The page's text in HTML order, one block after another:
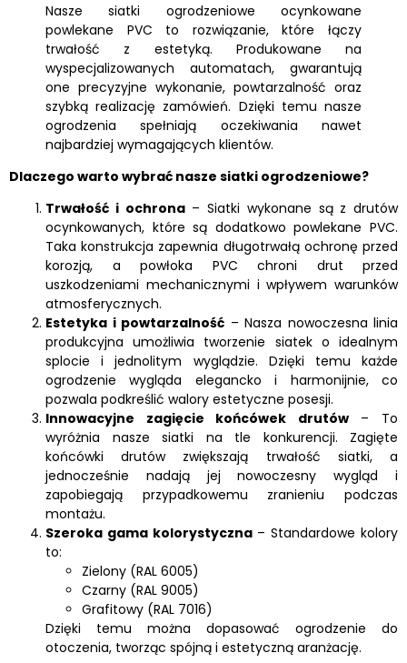
Nasze siatki ogrodzeniowe ocynkowane
powlekane PVC to rozwiązanie, które łączy
trwałość z estetyką. Produkowane na
wyspecjalizowanych automatach, gwarantują
one precyzyjne wykonanie, powtarzalność oraz
szybką realizację zamówień. Dzięki temu nasze
ogrodzenia spełniają oczekiwania nawet
najbardziej wymagających klientów.
Dlaczego warto wybrać nasze siatki ogrodzeniowe?
Trwałość i ochrona– Siatki wykonane są z drutów
ocynkowanych, które są dodatkowo powlekane PVC.
Taka konstrukcja zapewnia długotrwałą ochronę przed
korozją, a powłoka PVC chroni drut przed
uszkodzeniami mechanicznymi i wpływem warunków
atmosferycznych.
Estetyka i powtarzalność – Nasza nowoczesna linia
produkcyjna umożliwia tworzenie siatek o idealnym
splocie i jednolitym wyglądzie. Dzięki temu każde
ogrodzenie wygląda elegancko i harmonijnie, co
pozwala podkreślić walory estetyczne posesji.
Innowacyjne zagięcie końcówek drutów– To
wyróżnia nasze siatki na tle konkurencji. Zagięte
końcówki drutów zwiększają trwałość siatki, a
jednocześnie nadają jej nowoczesny wygląd i
zapobiegają przypadkowemu zranieniu podczas
montażu.
Szeroka gama kolorystyczna– Standardowe kolory
to:
Zielony (RAL 6005)
Czarny (RAL 9005)
Grafitowy (RAL 7016)
Dzięki temu można dopasować ogrodzenie do
otoczenia, tworząc spójną i estetyczną aranżację.